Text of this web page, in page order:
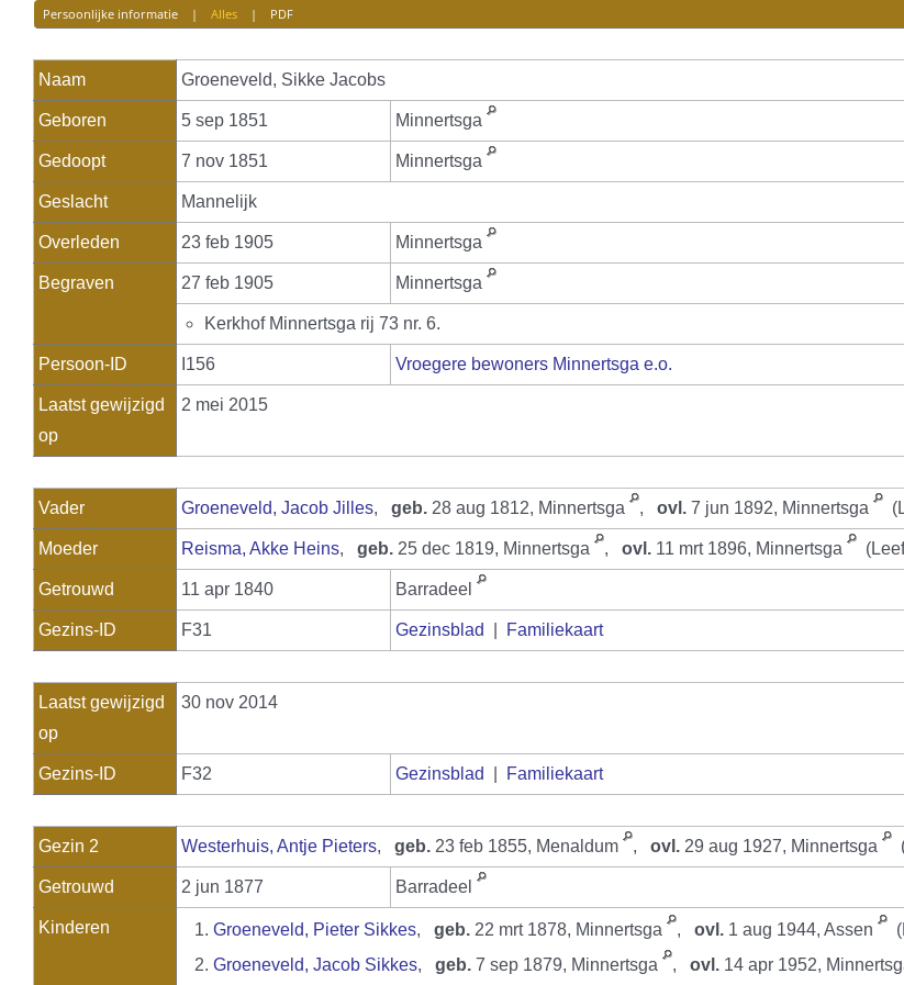
Persoonlijke informatie| Alles| PDF
Naam Groeneveld, Sikke Jacobs
Geboren 5 sep 1851 Minnertsga
Gedoopt 7 nov 1851 Minnertsga
Geslacht Mannelijk
Overleden 23 feb 1905 Minnertsga
Begraven 27 feb 1905 Minnertsga
Kerkhof Minnertsga rij 73 nr. 6.
Persoon-ID I156 Vroegere bewoners Minnertsga e.o.
Laatst gewijzigd
op
2 mei 2015
Vader Groeneveld, Jacob Jilles, geb. 28 aug 1812, Minnertsga , ovl. 7 jun 1892, Minnertsga
Moeder Reisma, Akke Heins, geb. 25 dec 1819, Minnertsga , ovl. 11 mrt 1896, Minnertsga
Getrouwd 11 apr 1840 Barradeel
Gezins-ID F31 Gezinsblad Familiekaart
Laatst gewijzigd
op
30 nov 2014
Gezins-ID F32 Gezinsblad Familiekaart
Gezin 2 Westerhuis, Antje Pieters, geb. 23 feb 1855, Menaldum , ovl. 29 aug 1927, Minnertsga
Getrouwd 2 jun 1877 Barradeel
Kinderen 1. Groeneveld, Pieter Sikkes, geb. 22 mrt 1878, Minnertsga , ovl. 1 aug 1944, Assen
2. Groeneveld, Jacob Sikkes, geb. 7 sep 1879, Minnertsga , ovl. 14 apr 1952,